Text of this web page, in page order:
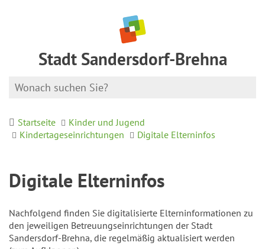
Stadt Sandersdorf-Brehna
Startseite
Kinder und Jugend
Kindertageseinrichtungen
Digitale Elterninfos
Digitale Elterninfos
Nachfolgend finden Sie digitalisierte Elterninformationen zu
den jeweiligen Betreuungseinrichtungen der Stadt
Sandersdorf-Brehna, die regelmäßig aktualisiert werden